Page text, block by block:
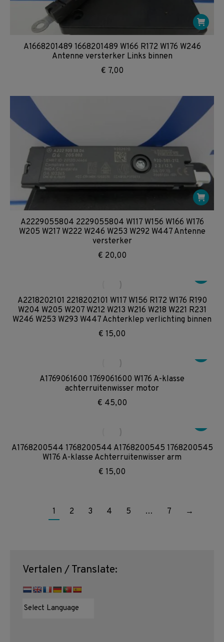
A1668201489 1668201489 W166 R172 W176 W246
Antenne versterker Links binnen
€ 7,00
A2229055804 2229055804 W117 W156 W166 W176
W205 W217 W222 W246 W253 W292 W447 Antenne
versterker
€ 20,00
A2218202101 2218202101 W117 W156 R172 W176 R190
W204 W205 W207 W212 W213 W216 W218 W221 R231
W246 W253 W293 W447 Achterklep verlichting binnen
€ 15,00
A1769061600 1769061600 W176 A-klasse
achterruitenwisser motor
€ 45,00
A1768200544 1768200544 A1768200545 1768200545
W176 A-klasse Achterruitenwisser arm
€ 15,00
1 2 3 4 5 … 7 →
Vertalen / Translate: